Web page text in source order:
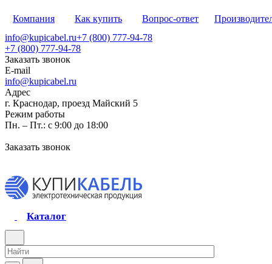
Компания Как купить Вопрос-ответ
info@kupicabel.ru+7 (800) 777-94-78
+7 (800) 777-94-78
Заказать звонок
E-mail
info@kupicabel.ru
Адрес
г. Краснодар, проезд Майский 5
Режим работы
Пн. – Пт.: с 9:00 до 18:00
Заказать звонок
Каталог